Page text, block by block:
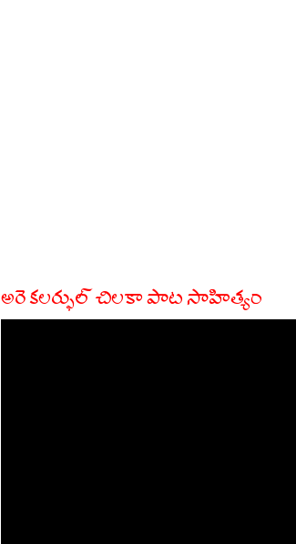
అరె కలర్ఫుల్ చిలకా పాట సాహిత్యం